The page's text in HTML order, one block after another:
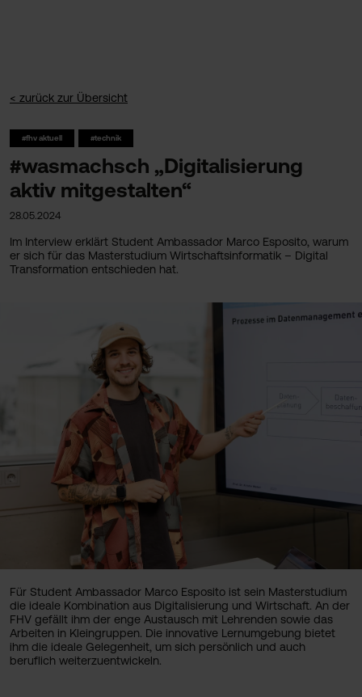
< zurück zur Übersicht
#fhv aktuell #technik
#wasmachsch „Digitalisierung
aktiv mitgestalten“
28.05.2024
Im Interview erklärt Student Ambassador Marco Esposito, warum
er sich für das Masterstudium Wirtschaftsinformatik – Digital
Transformation entschieden hat.
Für Student Ambassador Marco Esposito ist sein Masterstudium
die ideale Kombination aus Digitalisierung und Wirtschaft. An der
FHV gefällt ihm der enge Austausch mit Lehrenden sowie das
Arbeiten in Kleingruppen. Die innovative Lernumgebung bietet
ihm die ideale Gelegenheit, um sich persönlich und auch
beruflich weiterzuentwickeln.